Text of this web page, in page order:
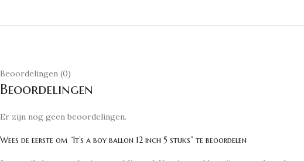
Beoordelingen (0)
Beoordelingen
Er zijn nog geen beoordelingen.
Wees de eerste om “It’s a boy ballon 12 inch 5 stuks” te beoordelen